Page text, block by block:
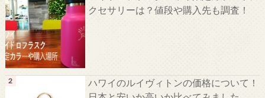
クセサリーは？値段や購入先も調査！
ハワイのルイヴィトンの価格について！